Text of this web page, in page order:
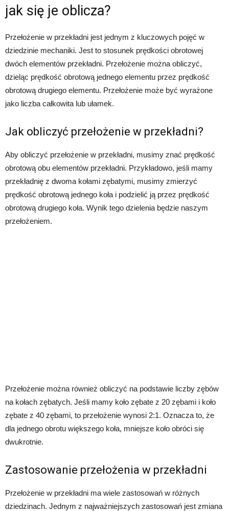
jak się je oblicza?
Przełożenie w przekładni jest jednym z kluczowych pojęć w
dziedzinie mechaniki. Jest to stosunek prędkości obrotowej
dwóch elementów przekładni. Przełożenie można obliczyć,
dzieląc prędkość obrotową jednego elementu przez prędkość
obrotową drugiego elementu. Przełożenie może być wyrażone
jako liczba całkowita lub ułamek.
Jak obliczyć przełożenie w przekładni?
Aby obliczyć przełożenie w przekładni, musimy znać prędkość
obrotową obu elementów przekładni. Przykładowo, jeśli mamy
przekładnię z dwoma kołami zębatymi, musimy zmierzyć
prędkość obrotową jednego koła i podzielić ją przez prędkość
obrotową drugiego koła. Wynik tego dzielenia będzie naszym
przełożeniem.
Przełożenie można również obliczyć na podstawie liczby zębów
na kołach zębatych. Jeśli mamy koło zębate z 20 zębami i koło
zębate z 40 zębami, to przełożenie wynosi 2:1. Oznacza to, że
dla jednego obrotu większego koła, mniejsze koło obróci się
dwukrotnie.
Zastosowanie przełożenia w przekładni
Przełożenie w przekładni ma wiele zastosowań w różnych
dziedzinach. Jednym z najważniejszych zastosowań jest zmiana